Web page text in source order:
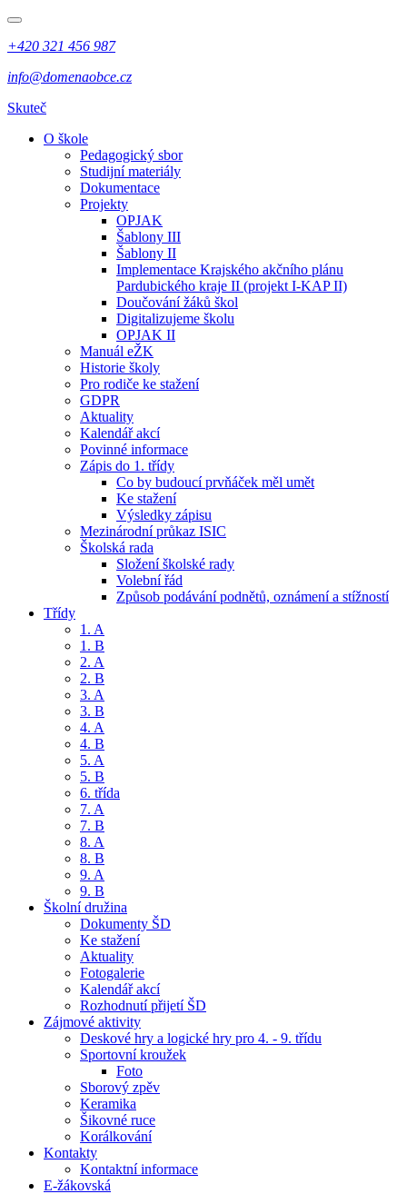
+420 321 456 987
info@domenaobce.cz
Skuteč
O škole
Pedagogický sbor
Studijní materiály
Dokumentace
Projekty
OPJAK
Šablony III
Šablony II
Implementace Krajského akčního plánu
Pardubického kraje II (projekt I-KAP II)
Doučování žáků škol
Digitalizujeme školu
OPJAK II
Manuál eŽK
Historie školy
Pro rodiče ke stažení
GDPR
Aktuality
Kalendář akcí
Povinné informace
Zápis do 1. třídy
Co by budoucí prvňáček měl umět
Ke stažení
Výsledky zápisu
Mezinárodní průkaz ISIC
Školská rada
Složení školské rady
Volební řád
Způsob podávání podnětů, oznámení a stížností
Třídy
1. A
1. B
2. A
2. B
3. A
3. B
4. A
4. B
5. A
5. B
6. třída
7. A
7. B
8. A
8. B
9. A
9. B
Školní družina
Dokumenty ŠD
Ke stažení
Aktuality
Fotogalerie
Kalendář akcí
Rozhodnutí přijetí ŠD
Zájmové aktivity
Deskové hry a logické hry pro 4. - 9. třídu
Sportovní kroužek
Foto
Sborový zpěv
Keramika
Šikovné ruce
Korálkování
Kontakty
Kontaktní informace
E-žákovská